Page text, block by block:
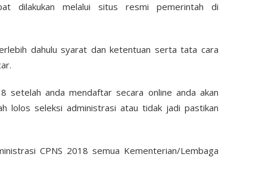
dilakukan melalui situs resmi pemerintah di
dahulu syarat dan ketentuan serta tata cara
setelah anda mendaftar secara online anda akan
lolos seleksi administrasi atau tidak jadi pastikan
CPNS 2018 semua Kementerian/Lembaga